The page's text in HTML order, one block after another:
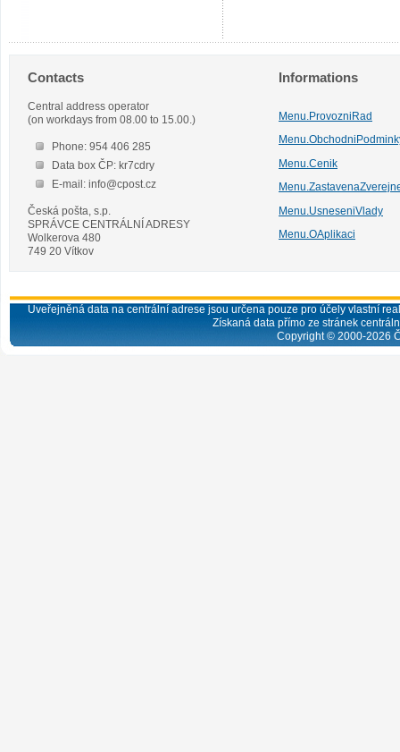
Contacts
Central address operator
(on workdays from 08.00 to 15.00.)
Phone: 954 406 285
Data box ČP: kr7cdry
E-mail: info@cpost.cz
Česká pošta, s.p.
SPRÁVCE CENTRÁLNÍ ADRESY
Wolkerova 480
749 20 Vítkov
Informations
Menu.ProvozniRad
Menu.Cenik
Menu.UsneseniVlady
Menu.OAplikaci
Uveřejněná data na centrální adrese jsou určena pouze pro účely vlastní
Získaná data přímo ze stránek
Copyright © 2000-2026